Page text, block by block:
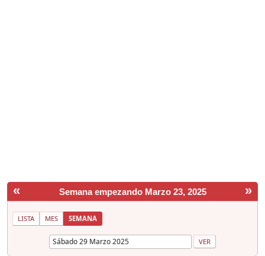
« »
Semana empezando Marzo 23, 2025
LISTA MES SEMANA